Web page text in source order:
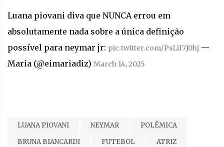
Luana piovani diva que NUNCA errou em
absolutamente nada sobre a única definição
possível para neymar jr: pic.twitter.com/PsLiI7J0hj —
Maria (@eimariadiz) March 14, 2025
LUANA PIOVANI NEYMAR
POLÊMICA
BRUNA BIANCARDI
FUTEBOL ATRIZ